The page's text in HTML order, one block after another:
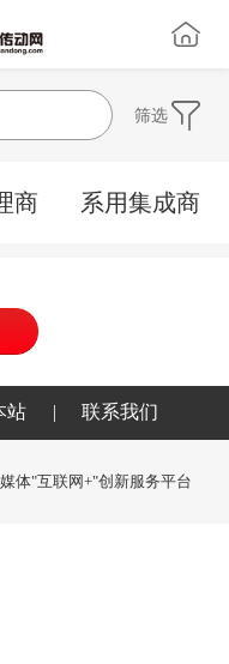
筛选
商 系用集成商
站 | 联系我们
体"互联网+"创新服务平台